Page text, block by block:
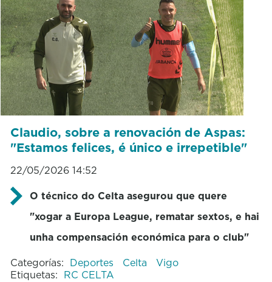
Claudio, sobre a renovación de Aspas:
"Estamos felices, é único e irrepetible"
22/05/2026 14:52
O técnico do Celta asegurou que quere
"xogara Europa League, rematar sextos, e hai
unhacompensación económica para o club"
Categorías: Deportes Celta
Vigo
Etiquetas: RC CELTA